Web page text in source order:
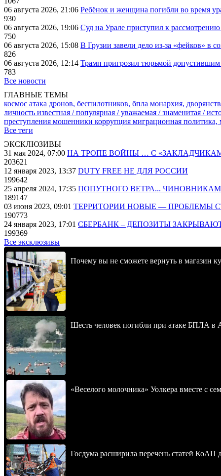
06 августа 2026, 21:06 Ребёнок и женщина погибли во время
930
06 августа 2026, 19:06 Суд на Урале приступил к
750
06 августа 2026, 15:08 В Грузии завели дело из-за «фейков» в
826
06 августа 2026, 12:14 Трамп пригрозил тюрьмой
783
Все новости
ГЛАВНЫЕ ТЕМЫ
космос атака дронов, беспилотников, бпла монархия,
личность известная / популярная / уважаемая / знаменитая /
преступления мошенники коррупция миграционная
Все теги
ЭКСКЛЮЗИВЫ
31 мая 2024, 07:00 НА ТРОПЕ ВОЙНЫ … С
203621
12 января 2023, 13:37 DUTY FREE НЕ ДЛЯ РОССИИ
199642
25 апреля 2024, 17:35 ПОПУТНОГО ВЕТРА...
189147
03 июня 2023, 09:01 ТЕРРИТОРИИ НОВЫЕ — ПРОБЛЕМЫ
190773
24 января 2023, 17:01 СБЕРБАНК – ДЕПОЗИТЫ
199369
Все эксклюзивы
Почему вы не сможете вернуть в магазин
Шесть человек погибли при атаке БПЛА в
«Веселого молочника» Уолкера вместе с
Госдума расширила перечень статей КоАП